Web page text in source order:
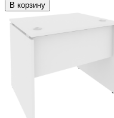
В корзину